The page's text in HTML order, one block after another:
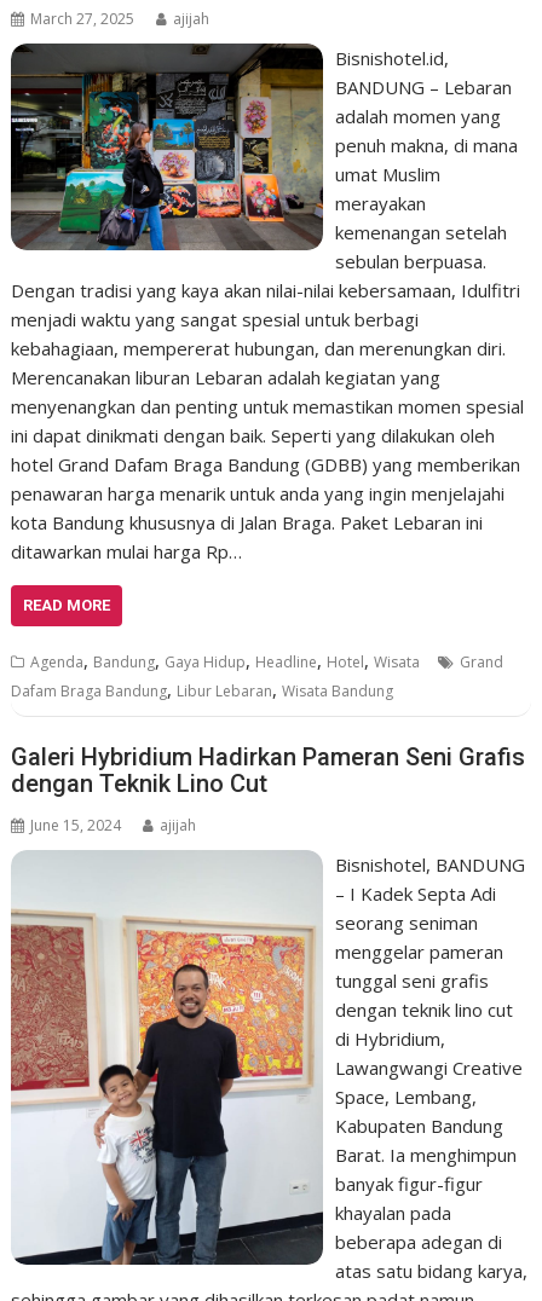
March 27, 2025 ajijah
Bisnishotel.id,
BANDUNG – Lebaran
adalah momen yang
penuh makna, di mana
umat Muslim
merayakan
kemenangan setelah
sebulan berpuasa.
Dengan tradisi yang kaya akan nilai-nilai kebersamaan, Idulfitri
menjadi waktu yang sangat spesial untuk berbagi
kebahagiaan, mempererat hubungan, dan merenungkan diri.
Merencanakan liburan Lebaran adalah kegiatan yang
menyenangkan dan penting untuk memastikan momen spesial
ini dapat dinikmati dengan baik. Seperti yang dilakukan oleh
hotel Grand Dafam Braga Bandung (GDBB) yang memberikan
penawaran harga menarik untuk anda yang ingin menjelajahi
kota Bandung khususnya di Jalan Braga. Paket Lebaran ini
ditawarkan mulai harga Rp…
READ MORE
Agenda, Bandung, Gaya Hidup, Headline, Hotel,Wisata
Grand
Dafam Braga Bandung, Libur Lebaran,Wisata Bandung
Galeri Hybridium Hadirkan Pameran Seni Grafis
dengan Teknik Lino Cut
June 15, 2024 ajijah
Bisnishotel, BANDUNG
– I Kadek Septa Adi
seorang seniman
menggelar pameran
tunggal seni grafis
dengan teknik lino cut
di Hybridium,
Lawangwangi Creative
Space, Lembang,
Kabupaten Bandung
Barat. Ia menghimpun
banyak figur-figur
khayalan pada
beberapa adegan di
atas satu bidang karya,